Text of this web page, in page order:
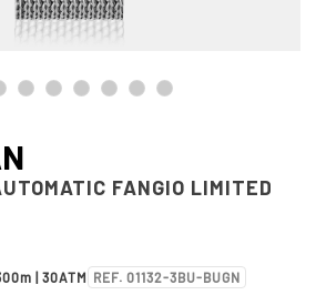
FANGIO LIMITED
| 30ATM REF. 01132-3BU-BUGN